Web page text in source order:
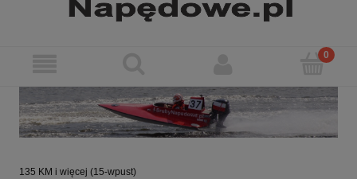
135 KM i więcej (15-wpust)